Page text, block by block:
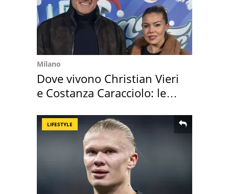
Milano
Dove vivono Christian Vieri
e Costanza Caracciolo: le
LIFESTYLE